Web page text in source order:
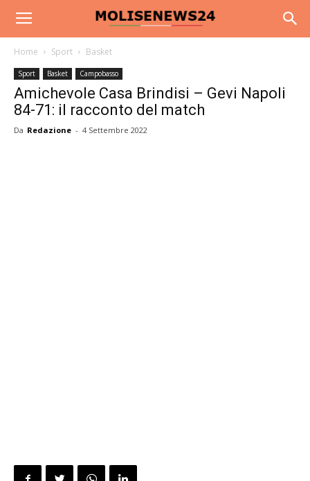
Home Sport Basket
Sport Basket Campobasso
Amichevole Casa Brindisi – Gevi Napoli
84-71: il racconto del match
Da Redazione - 4 Settembre 2022